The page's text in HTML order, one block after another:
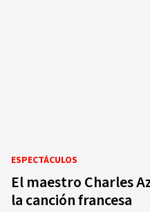
ESPECTÁCULOS
El maestro Charles
la canción francesa